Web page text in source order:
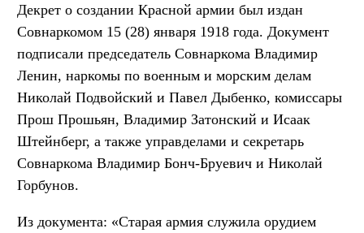
Декрет о создании Красной армии был издан
Совнаркомом 15 (28) января 1918 года. Документ
подписали председатель Совнаркома Владимир
Ленин, наркомы по военным и морским делам
Николай Подвойский и Павел Дыбенко, комиссары
Прош Прошьян, Владимир Затонский и Исаак
Штейнберг, а также управделами и секретарь
Совнаркома Владимир Бонч-Бруевич и Николай
Горбунов.
Из документа: «Старая армия служила орудием